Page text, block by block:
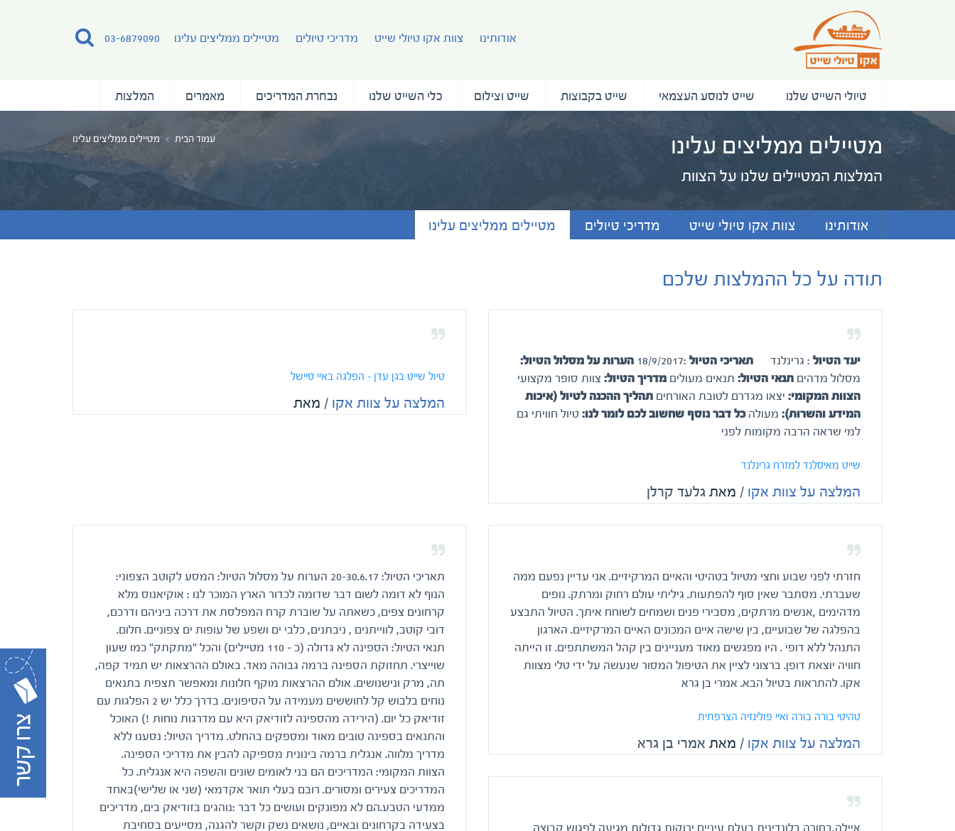
03-6879090 אודותינו צוות אקו טיולי שייט מדריכי טיולים מטיילים ממליצים עלינו
טיולי השייט שלנו שייט לנוסע העצמאי שייט בקבוצות שייט וצילום כלי השייט שלנו נבחרת המדריכים מאמרים המלצות
מטיילים ממליצים עלינו
המלצות המטיילים שלנו על הצוות
עמוד הבית מטיילים ממליצים עלינו
אודותינו צוות אקו טיולי שייט מדריכי טיולים מטיילים ממליצים עלינו
תודה על כל ההמלצות שלכם
המלצה על צוות אקו / מאת
טיול שייט בגן עדן – הפלגה באיי סיישל
המלצה על צוות אקו / מאת גלעד קרלן
שייט מאיסלנד למזרח גרינלנד
יעד הטיול : גרינלנד תאריכי הטיול :18/9/2017
הערות על מסלול הטיול:
מסלול מדהים תנאי הטיול: תנאים מעולים מדריך הטיול: צוות סופר מקצועי
הצוות המקומי: יצאו מגדרם לטובת האורחים תהליך ההכנה לטיול (איכות
המידע והשרות): מעולהכל דבר נוסף שחשוב לכם לומר לנו: טיול חוויתי גם
למי שראה הרבה מקומות לפני
תאריכי הטיול: 20-30.6.17 הערות על מסלול הטיול: המסע לקוטב הצפוני:
הנוף לא דומה לשום דבר שדומה לכדור הארץ המוכר לנו : אוקיאנוס מלא
קרחונים צפים, כשאתה על שוברת קרח המפלסת את דרכה ביניהם ודרכם,
דובי קוטב, לווייתנים , ניבתנים, כלבי ים ושפע של עופות ים צפוניים. חלום.
תנאי הטיול: הספינה לא גדולה (כ – 110 מטיילים) והכל "מתקתק" כמו שעון
שוייצרי. תחזוקת הספינה ברמה גבוהה מאד. באולם ההרצאות יש תמיד קפה,
תה, מרק ונישנושים. אולם ההרצאות מוקף חלונות ומאפשר תצפית בתנאים
נוחים בלבוש קל לחוששים מעמידה על הסיפונים. בדרך כלל יש 2 הפלגות עם
זודיאק כל יום. (הירידה מהספינה לזודיאק היא עם מדרגות נוחות !) האוכל
והתנאים בספינה טובים מאוד ומספקים בהחלט. מדריך הטיול: נסענו ללא
מדריך מלווה. אנגלית ברמה בינונית מספיקה להבין את מדריכי הספינה.
הצוות המקומי: המדריכים הם בני לאומים שונים והשפה היא אנגלית. כל
המדריכים צעירים ומסורים. רובם בעלי תואר אקדמאי (שני או שלישי)באחד
ממדעי הטבע.הם לא מפונקים ועושים כל דבר :נוהגים בזודיאק בים, מדריכים
בצעידה בקרחונים ובאיים, נושאים נשק וקשר להגנה, מסייעים בסחיבת
המלצה על צוות אקו / מאת אמרי בן גרא
טהיטי בורה בורה ואיי פולינזיה הצרפתית
חזרתי לפני שבוע וחצי מטיול בטהיטי והאיים המרקיזיים. אני עדיין נפעם ממה
שעברתי. מסתבר שאין סוף להפתעות. גיליתי עולם רחוק ומרתק. נופים
מדהימים ,אנשים מרתקים, מסבירי פנים ושמחים לשוחח איתך. הטיול התבצע
בהפלגה של שבועיים, בין שישה איים המכונים האיים המרקיזיים. הארגון
התנהל ללא דופי . היו מפגשים מאוד מעניינים בין קהל המשתתפים. זו הייתה
חוויה יוצאת דופן. ברצוני לציין את הטיפול המסור שנעשה על ידי טלי מצוות
אקו. להתראות בטיול הבא. אמרי בן גרא
איילה,בחורה בלונדינית בעלת עיניים ירוקות גדולות מגיעה לפגוש קבוצה